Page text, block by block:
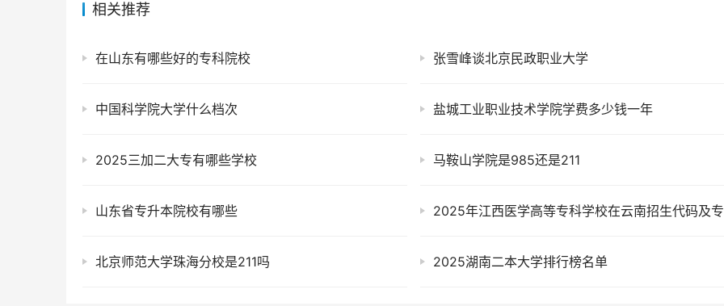
相关推荐
在山东有哪些好的专科院校 张雪峰谈北京民政职业大学
中国科学院大学什么档次 盐城工业职业技术学院学费多少钱一年
2025三加二大专有哪些学校 马鞍山学院是985还是211
山东省专升本院校有哪些
北京师范大学珠海分校是211吗 2025湖南二本大学排行榜名单